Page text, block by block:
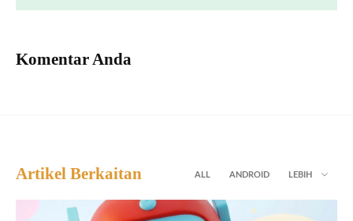
Komentar Anda
Artikel Berkaitan ALL ANDROID LEBIH